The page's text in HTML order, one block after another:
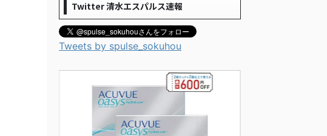
Twitter 清水エスパルス速報
Tweets by spulse_sokuhou